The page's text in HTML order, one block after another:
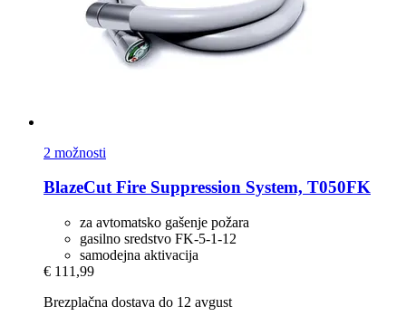
2 možnosti
BlazeCutFire Suppression System, T050FK
za avtomatsko gašenje požara
gasilno sredstvo FK-5-1-12
samodejna aktivacija
€ 111,99
Brezplačna dostava do 12 avgust